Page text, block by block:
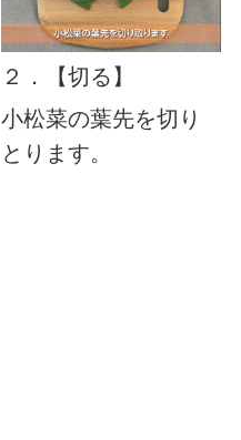
２．【切る】
小松菜の葉先を切り
とります。